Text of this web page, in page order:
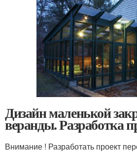
Дизайн маленькой
веранды. Разработка
Внимание ! Разработать проект